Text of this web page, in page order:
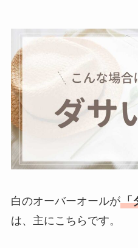
白のオーバーオールが「
は、主にこちらです。